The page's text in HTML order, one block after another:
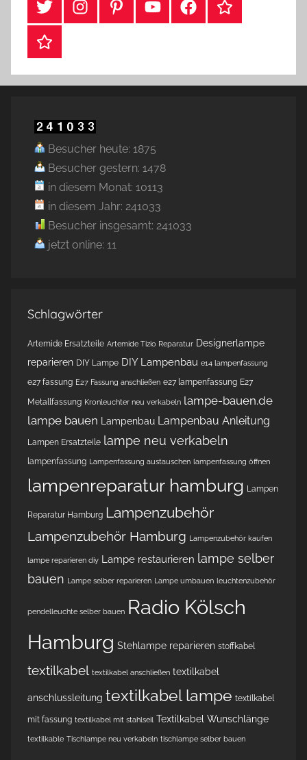
#TwitterInstagramPinterestYouTubeFacebookTikTok
Webshop
Besucher heute: 1875
Besucher gestern: 1478
in diesem Monat: 10113
in diesem Jahr: 241033
Besucher insgesamt: 241033
jetzt online: 11
Schlagwörter
Artemide Ersatzteile Artemide Tizio Reparatur Designerlampe
reparieren DIY Lampe DIY Lampenbau e14 lampenfassung
e27 fassung E27 Fassung anschließen e27 lampenfassung E27
Metallfassung Kronleuchter neu verkabeln lampe-bauen.de
lampe bauen
Lampenbau Lampenbau Anleitung
Lampen Ersatzteile lampe neu verkabeln
lampenfassung Lampenfassung austauschen lampenfassung öffnen
lampenreparatur hamburg Lampen
Reparatur Hamburg Lampenzubehör
Lampenzubehör Hamburg Lampenzubehör kaufen
lampe reparieren diy Lampe restaurieren lampe selber
bauen Lampe selber reparieren Lampe umbauen leuchtenzubehör
pendelleuchte selber bauen Radio Kölsch
Hamburg Stehlampe reparieren stoffkabel
textilkabel textilkabel anschließen textilkabel
anschlussleitung textilkabel lampe textilkabel
mit fassung textilkabel mit stahlseil Textilkabel Wunschlänge
textilkable Tischlampe neu verkabeln tischlampe selber bauen